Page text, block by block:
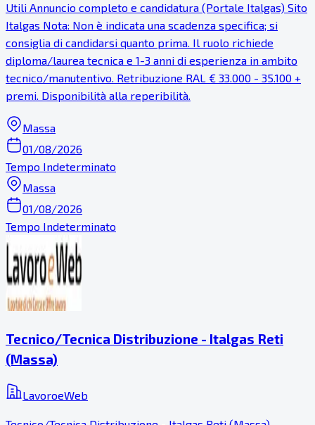
Utili Annuncio completo e candidatura (Portale Italgas) Sito
Italgas Nota: Non è indicata una scadenza specifica; si
consiglia di candidarsi quanto prima. Il ruolo richiede
diploma/laurea tecnica e 1-3 anni di esperienza in ambito
tecnico/manutentivo. Retribuzione RAL € 33.000 - 35.100 +
premi. Disponibilità alla reperibilità.
Massa
01/08/2026
Tempo Indeterminato
Massa
01/08/2026
Tempo Indeterminato
Tecnico/Tecnica Distribuzione - Italgas Reti
(Massa)
LavoroeWeb